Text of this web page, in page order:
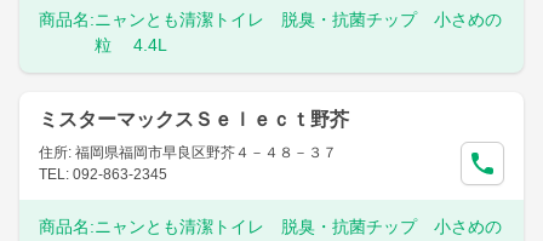
商品名:ニャンとも清潔トイレ 脱臭・抗菌チップ 小さめの
粒 4.4L
ミスターマックスＳｅｌｅｃｔ野芥
住所: 福岡県福岡市早良区野芥４－４８－３７
TEL: 092-863-2345
商品名:ニャンとも清潔トイレ 脱臭・抗菌チップ 小さめの